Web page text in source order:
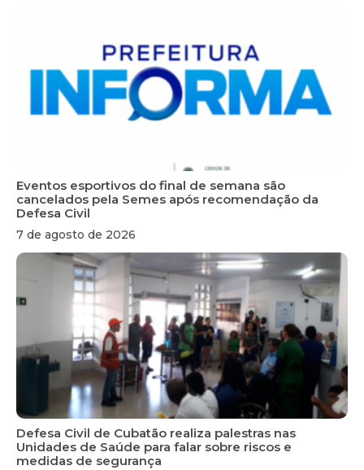
Eventos esportivos do final de semana são
cancelados pela Semes após recomendação da
Defesa Civil
7 de agosto de 2026
Defesa Civil de Cubatão realiza palestras nas
Unidades de Saúde para falar sobre riscos e
medidas de segurança